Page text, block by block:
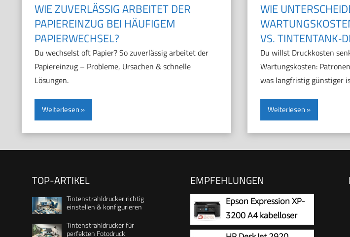
WIE ZUVERLÄSSIG ARBEITET DER
PAPIEREINZUG BEI HÄUFIGEM
PAPIERWECHSEL?
Du wechselst oft Papier? So zuverlässig arbeitet der
Papiereinzug – Probleme, Ursachen & schnelle
Lösungen.
Weiterlesen
WIE
VS.
Du willst Druckkosten
Wartungskosten:
was langfristig günstiger
Weiterlesen
TOP-ARTIKEL
Tintenstrahldrucker richtig
einstellen & konfigurieren
Tintenstrahldrucker für
perfekten Fotodruck
EMPFEHLUNGEN
Epson Expression XP-
3200 A4 kabelloser
Multifunktionstintenstr